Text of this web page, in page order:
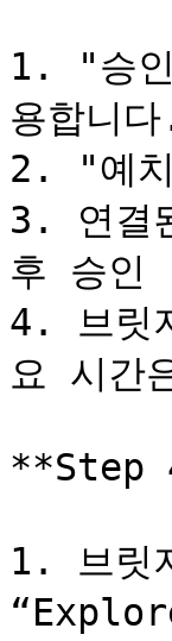
1. "승
용합니
2. "예
3. 연결
후 승인
4. 브릿
요 시간
**Step
1. 브릿